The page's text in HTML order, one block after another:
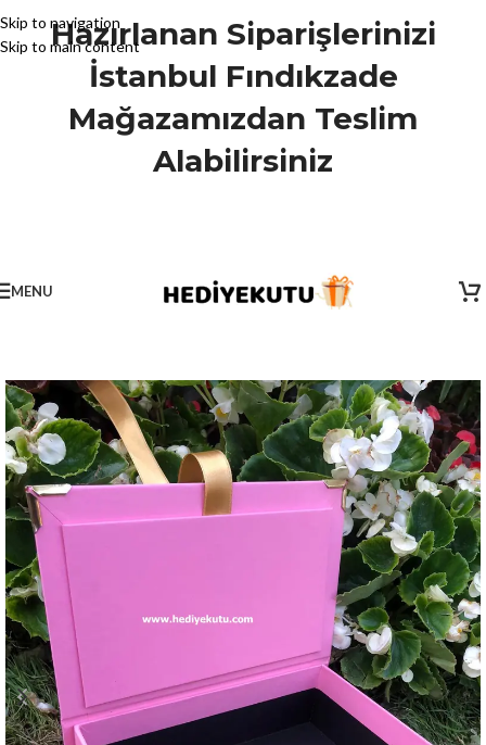
Skip to navigation
Skip to main content
Hazırlanan Siparişlerinizi
İstanbul Fındıkzade
Mağazamızdan Teslim
Alabilirsiniz
MENU